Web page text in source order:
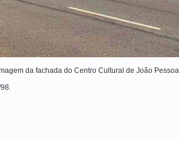
da fachada do Centro Cultural de João Pessoa.